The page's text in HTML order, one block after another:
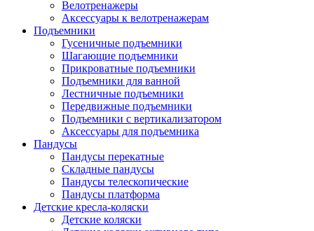
Велотренажеры
Аксессуары к велотренажерам
Подъемники
Гусеничные подъемники
Шагающие подъемники
Прикроватные подъемники
Подъемники для ванной
Лестничные подъемники
Передвижные подъемники
Подъемники с вертикализатором
Аксессуары для подъемника
Пандусы
Пандусы перекатные
Складные пандусы
Пандусы телескопические
Пандусы платформа
Детские кресла-коляски
Детские коляски